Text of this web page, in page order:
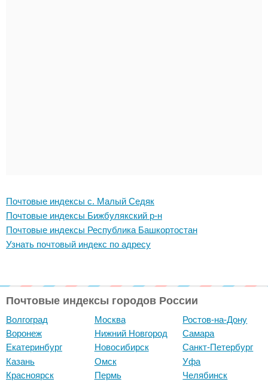
Почтовые индексы с. Малый Седяк
Почтовые индексы Бижбулякский р-н
Почтовые индексы Республика Башкортостан
Узнать почтовый индекс по адресу
Почтовые индексы городов России
Волгоград
Воронеж
Екатеринбург
Казань
Красноярск
Москва
Нижний Новгород
Новосибирск
Омск
Пермь
Ростов-на-Дону
Самара
Санкт-Петербург
Уфа
Челябинск